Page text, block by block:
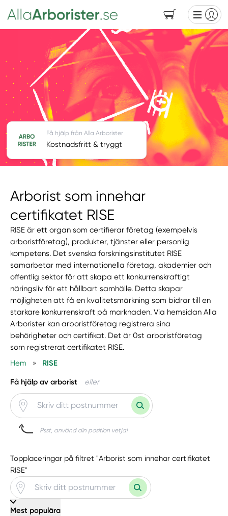
Arborist som innehar
certifikatet RISE
RISE är ett organ som certifierar företag (exempelvis
arboristföretag), produkter, tjänster eller personlig
kompetens. Det svenska forskningsinstitutet RISE
samarbetar med internationella företag, akademier och
offentlig sektor för att skapa ett konkurrenskraftigt
näringsliv för ett hållbart samhälle. Detta skapar
möjligheten att få en kvalitetsmärkning som bidrar till en
starkare konkurrenskraft på marknaden. Via hemsidan Alla
Arborister kan arboristföretag registrera sina
behörigheter och certifikat. Det är 0st arboristföretag
som registrerat certifikatet RISE.
Hem
» RISE
Få hjälp av arborist eller
Psst, använd din position vetja!
Få hjälp från Alla Arborister
Kostnadsfritt & tryggt
Topplaceringar på filtret "Arborist som innehar certifikatet
RISE"
Mest populära